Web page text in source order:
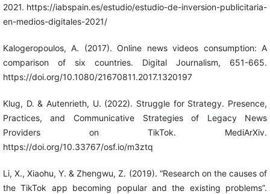
2021. https://iabspain.es/estudio/estudio-de-inversion-publicitaria-
en-medios-digitales-2021/
Kalogeropoulos, A. (2017). Online news videos consumption: A
comparison of six countries. Digital Journalism, 651-665.
https://doi.org/10.1080/21670811.2017.1320197
Klug, D. & Autenrieth, U. (2022). Struggle for Strategy. Presence,
Practices, and Communicative Strategies of Legacy News
Providers on TikTok. MediArXiv.
https://doi.org/10.33767/osf.io/m3ztq
Li, X., Xiaohu, Y. & Zhengwu, Z. (2019). “Research on the causes of
the TikTok app becoming popular and the existing problems”.